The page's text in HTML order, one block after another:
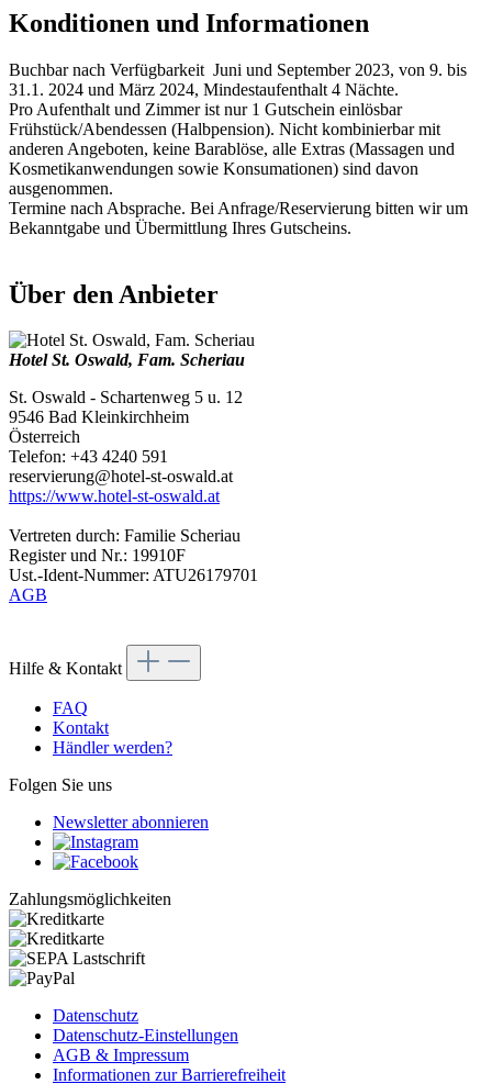
Konditionen und Informationen
Buchbar nach Verfügbarkeit Juni und September 2023, von 9. bis
31.1. 2024 und März 2024, Mindestaufenthalt 4 Nächte.
Pro Aufenthalt und Zimmer ist nur 1 Gutschein einlösbar
Frühstück/Abendessen (Halbpension). Nicht kombinierbar mit
anderen Angeboten, keine Barablöse, alle Extras (Massagen und
Kosmetikanwendungen sowie Konsumationen) sind davon
ausgenommen.
Termine nach Absprache. Bei Anfrage/Reservierung bitten wir um
Bekanntgabe und Übermittlung Ihres Gutscheins.
Über den Anbieter
Hotel St. Oswald, Fam. Scheriau
St. Oswald - Schartenweg 5 u. 12
9546 Bad Kleinkirchheim
Österreich
Telefon: +43 4240 591
reservierung@hotel-st-oswald.at
https://www.hotel-st-oswald.at
Vertreten durch: Familie Scheriau
Register und Nr.: 19910F
Ust.-Ident-Nummer: ATU26179701
AGB
Hilfe & Kontakt
FAQ
Kontakt
Händler werden?
Folgen Sie uns
Newsletter abonnieren
Zahlungsmöglichkeiten
Datenschutz
Datenschutz-Einstellungen
AGB & Impressum
Informationen zur Barrierefreiheit